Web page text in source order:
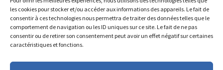
les cookies pour stocker et/ou accéder aux informations des appareils. Le fait de
consentir à ces technologies nous permettra de traiter des données telles que le
comportement de navigation ou les ID uniques sur ce site. Le fait de ne pas
consentir ou de retirer son consentement peut avoir un effet négatif sur certaines
caractéristiques et fonctions.
secretariat@lamennais.org
protectionenfance@lamennais.org